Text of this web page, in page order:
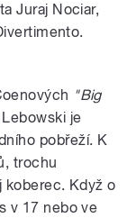
Juraj Nociar,
"Big
Lebowski je
pobřeží. K
trochu
koberec. Když o
v 17 nebo ve